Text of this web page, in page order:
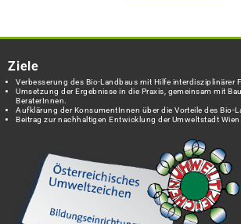
Ziele
Verbesserung des Bio-Landbaus mit Hilfe interdisziplinärer
Umsetzung der Ergebnisse in die Praxis, gemeinsam mit
BeraterInnen.
Aufklärung der KonsumentInnen über die Vorteile des Bio-
Beitrag zur nachhaltigen Entwicklung der Umweltstadt Wien.